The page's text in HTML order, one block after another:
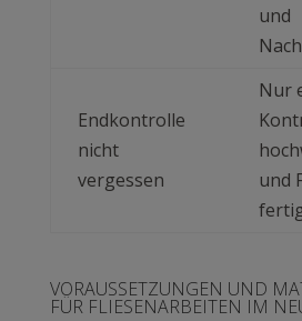
und
Endkontrolle
nicht
vergessen
Nur
und
VORAUSSETZUNGEN UND
FÜR FLIESENARBEITEN IM